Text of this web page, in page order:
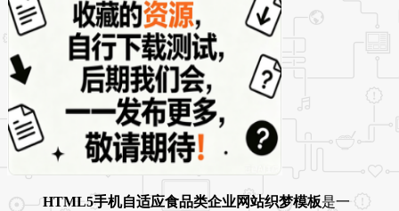
HTML5手机自适应食品类企业网站织梦模板是一